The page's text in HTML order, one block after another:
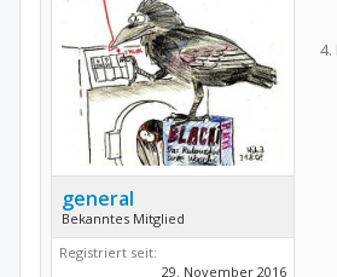
general
Bekanntes Mitglied
Registriert seit:
29. November 2016
4.